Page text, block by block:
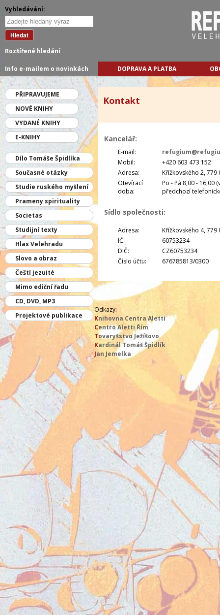
DOPRAVA A PLATBA
PŘIPRAVUJEME
NOVÉ KNIHY
VYDANÉ KNIHY
E-KNIHY
Dílo Tomáše Špidlíka
Současné otázky
Studie ruského myšlení
Prameny spirituality
Societas
Studijní texty
Hlas Velehradu
Slovo a obraz
Čeští jezuité
Mimo ediční řadu
CD, DVD, MP3
Projektové publikace
Kontakt
Kancelář:
E-mail:
Mobil:
+420 603 473 152
Adresa:
Křížkovského 2, 779
Otevírací
doba:
Po - Pá 8,00 - 16,00
předchozí
Sídlo společnosti:
Adresa:
Křížkovského 4, 779
IČ:
60753234
DIČ:
CZ60753234
Číslo účtu:
676785813/0300
Vyhledávání:
Hledat
Rozšířené hledání
Info e-mailem o novinkách
Odkazy:
Knihovna Centra Aletti
Centro Aletti Řím
Tovaryšstvo Ježíšovo
Kardinál Tomáš Špidlík
Jan Jemelka